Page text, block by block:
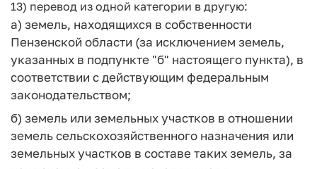
13) перевод из одной категории в другую:
а) земель, находящихся в собственности
Пензенской области (за исключением земель,
указанных в подпункте "б" настоящего пункта), в
соответствии с действующим федеральным
законодательством;
б) земель или земельных участков в отношении
земель сельскохозяйственного назначения или
земельных участков в составе таких земель, за